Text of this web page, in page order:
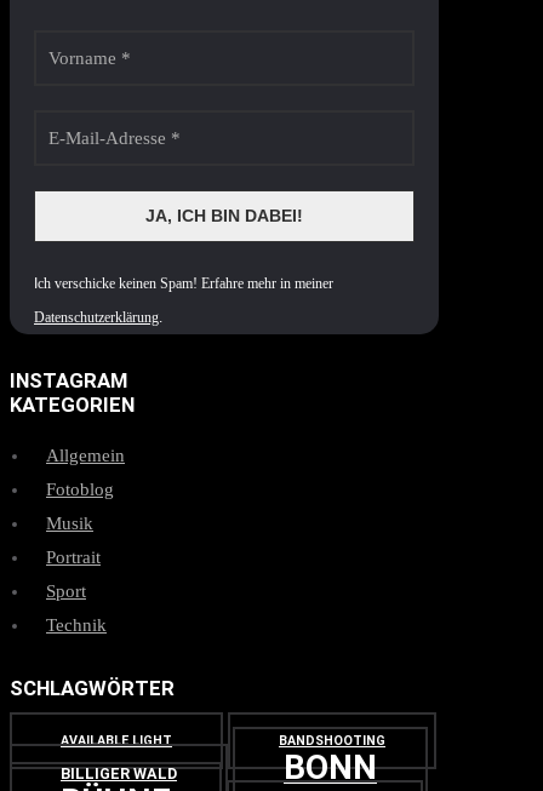
ch verschicke keinen Spam! Erfahre mehr in meiner
Datenschutzerklärung.
INSTAGRAM
KATEGORIEN
Allgemein
Fotoblog
Musik
Portrait
Sport
Technik
SCHLAGWÖRTER
AVAILABLE LIGHT BANDSHOOTING
BILLIGER WALD BONN